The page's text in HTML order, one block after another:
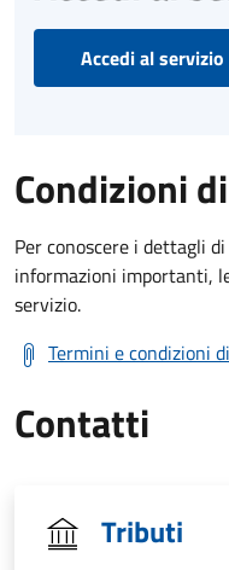
Accedi al servizio
Condizioni
Per conoscere i dettagli
informazioni importanti,
servizio.
Termini e condizioni
Contatti
Tributi